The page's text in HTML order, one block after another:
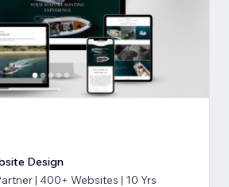
Design
| 400+ Websites | 10 Yrs